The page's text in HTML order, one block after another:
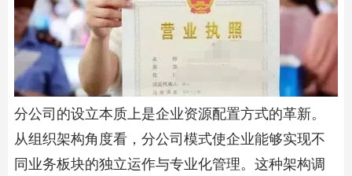
分公司的设立本质上是企业资源配置方式的革新。
从组织架构角度看，分公司模式使企业能够实现不
同业务板块的独立运作与专业化管理。这种架构调